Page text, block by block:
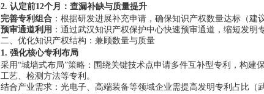
2. 认定前12个月：查漏补缺与质量提升
完善专利组合 ：根据研发进展补充申请，确保知识产权数量达标（
预审通道利用 ：通过武汉知识产权保护中心快速预审通道，缩短发明
二、优化知识产权结构：兼顾数量与质量
1. 强化核心专利布局
采用“城墙式布局”策略：围绕关键技术点申请多件互补型专利，构
工艺、检测方法等专利。
结合产业需求：光电子、高端装备等领域企业需提高发明专利占比（